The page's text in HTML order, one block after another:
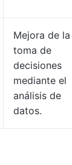
Mejora de la
toma de
decisiones
mediante el
análisis de
datos.